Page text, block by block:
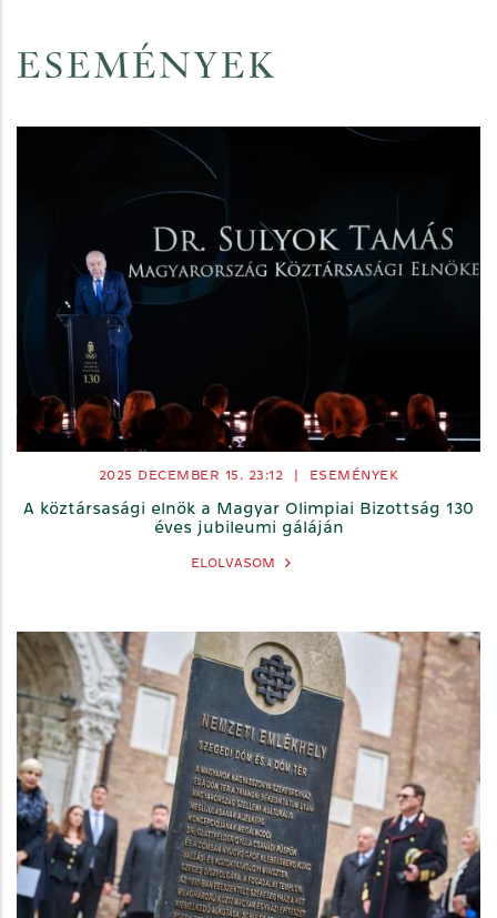
ESEMÉNYEK
2025 DECEMBER 15. 23:12 ESEMÉNYEK
A köztársasági elnök a Magyar Olimpiai Bizottság 130
éves jubileumi gáláján
ELOLVASOM